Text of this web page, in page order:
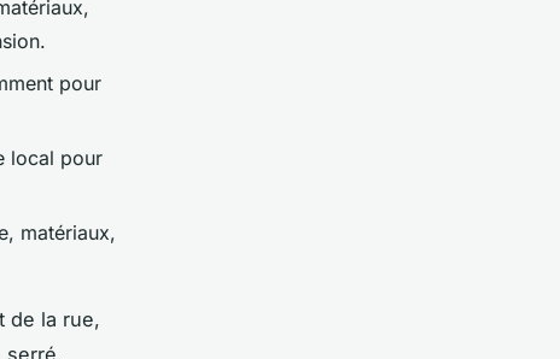
pour
local pour
matériaux,
de la rue,